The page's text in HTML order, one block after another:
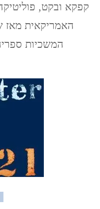
קפקא ובקט,
המשכיות